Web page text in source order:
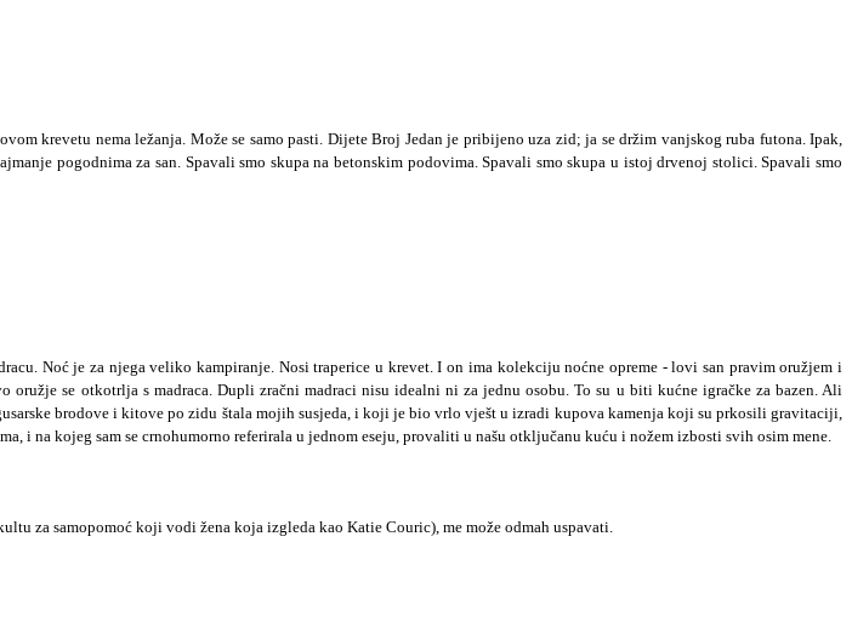
krevetu nema ležanja. Može se samo pasti. Dijete Broj Jedan je pribijeno uza zid; ja se držim vanjskog ruba futona. Ipak,
pogodnima za san. Spavali smo skupa na betonskim podovima. Spavali smo skupa u istoj drvenoj stolici. Spavali smo
Noć je za njega veliko kampiranje. Nosi traperice u krevet. I on ima kolekciju noćne opreme - lovi san pravim oružjem i
se otkotrlja s madraca. Dupli zračni madraci nisu idealni ni za jednu osobu. To su u biti kućne igračke za bazen. Ali
brodove i kitove po zidu štala mojih susjeda, i koji je bio vrlo vješt u izradi kupova kamenja koji su prkosili gravitaciji,
i na kojeg sam se crnohumorno referirala u jednom eseju, provaliti u našu otključanu kuću i nožem izbosti svih osim mene.
za samopomoć koji vodi žena koja izgleda kao Katie Couric), me može odmah uspavati.